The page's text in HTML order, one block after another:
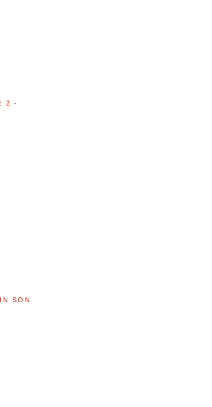
2 -
SON